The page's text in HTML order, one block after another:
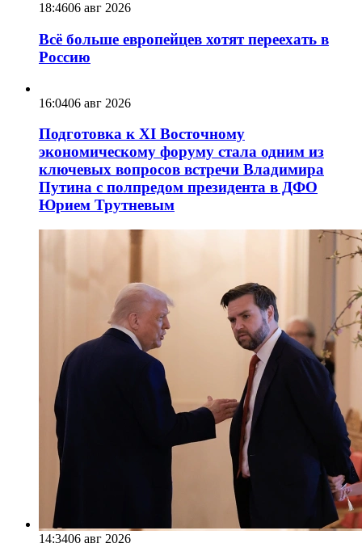
18:4606 авг 2026
Всё больше европейцев хотят переехать в
Россию
16:0406 авг 2026
Подготовка к XI Восточному
экономическому форуму стала одним из
ключевых вопросов встречи Владимира
Путина с полпредом президента в ДФО
Юрием Трутневым
14:3406 авг 2026